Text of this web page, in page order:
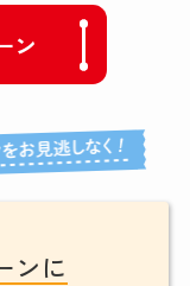
ン
ンに